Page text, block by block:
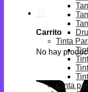
Carrito
No hay
Tinta
Cinta